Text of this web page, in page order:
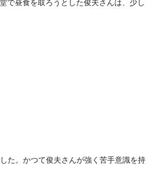
で昼食を取ろうとした俊夫さんは、少し
た。かつて俊夫さんが強く苦手意識を持